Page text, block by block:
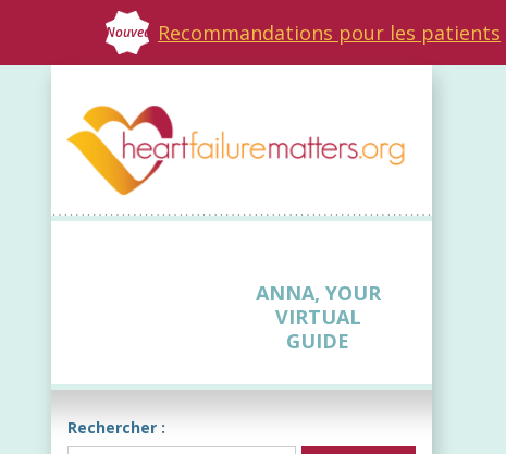
Nouveau Recommandations pour les patients
ANNA, YOUR
VIRTUAL
GUIDE
Rechercher :